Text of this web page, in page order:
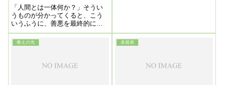
り
「人間とは一体何か？」そうい
うものが分かってくると、こう
いうふうに、善悪を最終的に決
定づけるまでしてはいけないと
いうことが分かってきます。
教えの光 未発表